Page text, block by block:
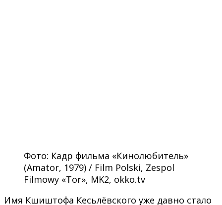
Фото: Кадр фильма «Кинолюбитель»
(Amator, 1979) / Film Polski, Zespol
Filmowy «Tor», MK2, okko.tv
Имя Кшиштофа Кесьлёвского уже давно стало